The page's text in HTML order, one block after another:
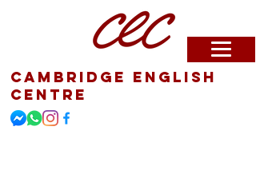
Cambridge English
Centre